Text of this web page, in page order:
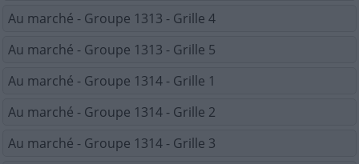
Au marché - Groupe 1313 - Grille 4
Au marché - Groupe 1313 - Grille 5
Au marché - Groupe 1314 - Grille 1
Au marché - Groupe 1314 - Grille 2
Au marché - Groupe 1314 - Grille 3